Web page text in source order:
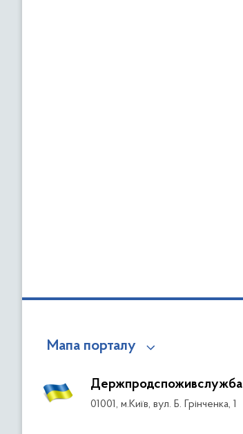
Мапа порталу
Держпродспоживслужба
01001, м.Київ, вул. Б. Грінченка, 1